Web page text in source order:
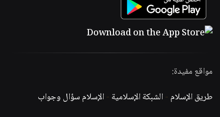
مواقع مفيدة:
طريق الإسلام -الشبكة الإسلامية -الإسلام سؤال وجواب